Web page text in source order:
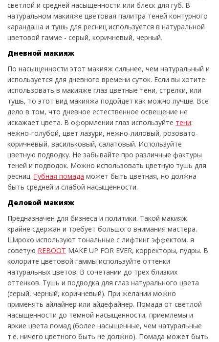
светлой и средней насыщенности или блеск для губ. В
натуральном макияже цветовая палитра теней контурного
карандаша и тушь для ресниц используется в натуральной
цветовой гамме - серый, коричневый, черный.
Дневной макияж
По насыщенности этот макияж сильнее, чем натуральный и
используется для дневного времени суток. Если вы хотите
использовать в макияже глаз цветные тени, стрелки, или
тушь, то этот вид макияжа подойдет как можно лучше. Все
дело в том, что дневное естественное освещение не
искажает цвета. В оформлении глаз используйте тени:
нежно-голубой, цвет лазури, нежно-лиловый, розовато-
коричневый, васильковый, салатовый. Используйте
цветную подводку. Не забывайте про различные фактуры
теней и подводок. Можно использовать цветную тушь для
ресниц. Губная помада может быть цветная, но должна
быть средней и слабой насыщенности.
Деловой макияж
Предназначен для бизнеса и политики. Такой макияж
крайне сдержан и требует большого внимания мастера.
Широко используют тональные с лифтинг эффектом, я
советую REBOOT MAKE UP FOR EVER, корректоры, пудры. В
колорите цветовой гаммы используйте оттенки
натуральных цветов. В сочетании до трех близких
оттенков. Тушь и подводка для глаз натурального цвета
(серый, черный, коричневый). При желании можно
применять айлайнер или айдефайнер. Помада от светлой
насыщенности до темной насыщенности, приемлемы и
яркие цвета помад (более насыщенные, чем натуральные
т.е. ничего цветного быть не должно). Помада может быть